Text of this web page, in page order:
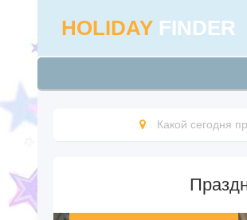
HOLIDAY FINDER
Какой сегодня